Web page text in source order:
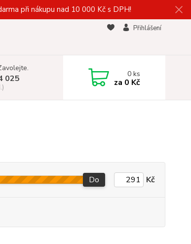
při nákupu nad 10 000 Kč s DPH!
Přihlášení
025 0ks
za 0 Kč
Do Kč